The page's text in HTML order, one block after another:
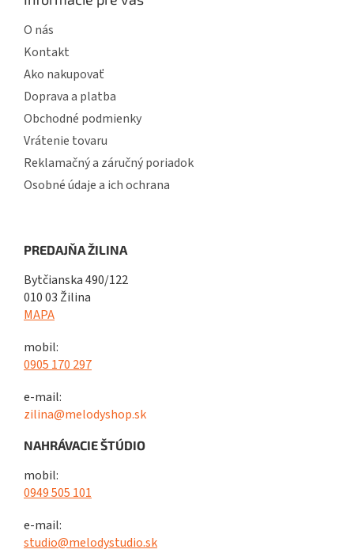
O nás
Kontakt
Ako nakupovať
Doprava a platba
Obchodné podmienky
Vrátenie tovaru
Reklamačný a záručný poriadok
Osobné údaje a ich ochrana
PREDAJŇA ŽILINA
Bytčianska 490/122
010 03 Žilina
MAPA
mobil:
0905 170 297
e-mail:
zilina@melodyshop.sk
NAHRÁVACIE ŠTÚDIO
mobil:
0949 505 101
e-mail:
studio@melodystudio.sk